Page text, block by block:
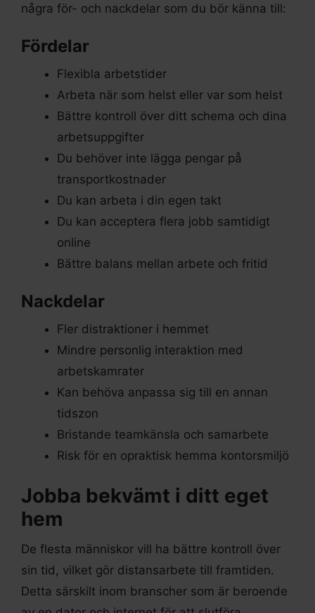
några för- och nackdelar som du bör känna till:
Fördelar
Flexibla arbetstider
Arbeta när som helst eller var som helst
Bättre kontroll över ditt schema och dina
arbetsuppgifter
Du behöver inte lägga pengar på
transportkostnader
Du kan arbeta i din egen takt
Du kan acceptera flera jobb samtidigt
online
Bättre balans mellan arbete och fritid
Nackdelar
Fler distraktioner i hemmet
Mindre personlig interaktion med
arbetskamrater
Kan behöva anpassa sig till en annan
tidszon
Bristande teamkänsla och samarbete
Risk för en opraktisk hemma kontorsmiljö
Jobba bekvämt i ditt eget
hem
De flesta människor vill ha bättre kontroll över
sin tid, vilket gör distansarbete till framtiden.
Detta särskilt inom branscher som är beroende